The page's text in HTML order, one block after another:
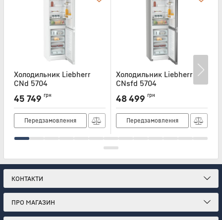
Холодильник Liebherr
CNd 5704
CND5704
45 749 грн
Передзамовлення
Холодильник Liebherr
CNsfd 5704
CNSFD5704
48 499 грн
Передзамовлення
КОНТАКТИ
ПРО МАГАЗИН